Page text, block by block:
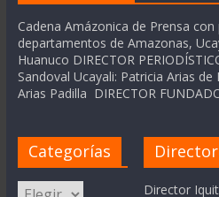
Cadena Amázonica de Prensa
departamentos de Amazonas,
Huanuco DIRECTOR
Sandoval Ucayali: Patricia Arias
Arias Padilla DIRECTOR
Categorías
Categorías Director